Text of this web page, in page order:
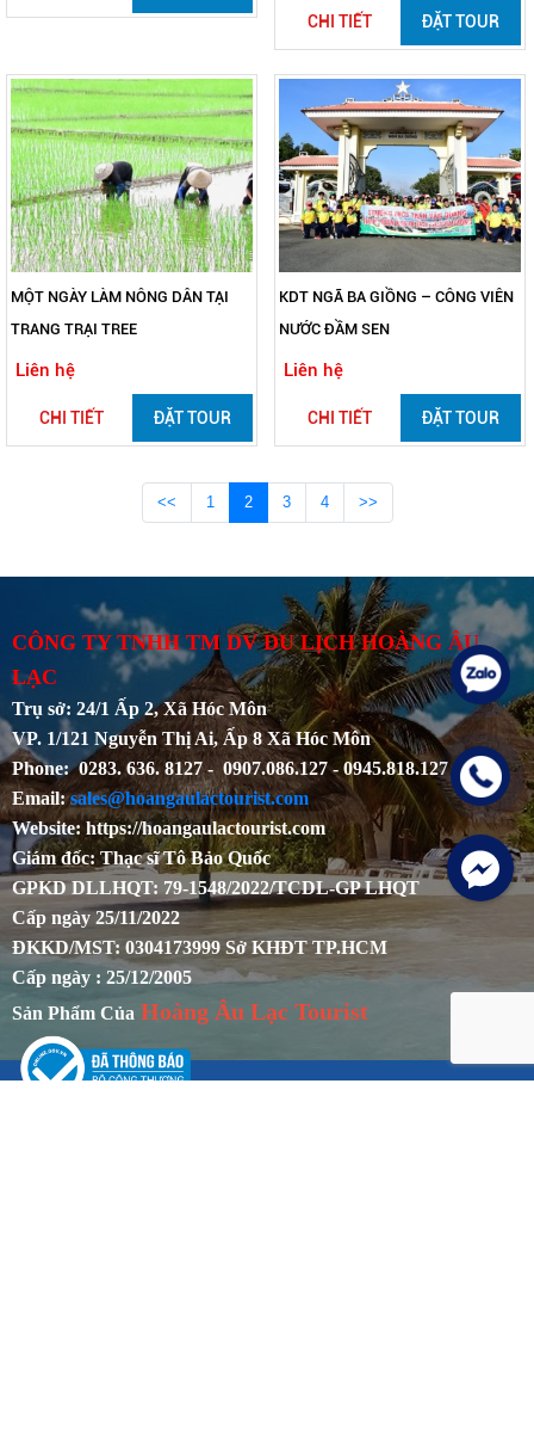
CHI TIẾT ĐẶT TOUR
MỘT NGÀY LÀM NÔNG DÂN TẠI
TRANG TRẠI TREE
Liên hệ
CHI TIẾT ĐẶT TOUR
KDT NGÃ BA GIỒNG – CÔNG VIÊN
NƯỚC ĐẦM SEN
Liên hệ
CHI TIẾT ĐẶT TOUR
<< 1 2 3 4 >>
CÔNG TY TNHH TM DV DU LỊCH HOÀNG ÂU
LẠC
Trụ sở: 24/1 Ấp 2, Xã Hóc Môn
VP. 1/121 Nguyễn Thị Ai, Ấp 8 Xã Hóc Môn
Phone: 0283. 636. 8127 - 0907.086.127 - 0945.818.127
Email:sales@hoangaulactourist.com
Website: https://hoangaulactourist.com
Giám đốc: Thạc sĩ Tô Bảo Quốc
GPKD DLLHQT: 79-1548/2022/TCDL-GP LHQT
Cấp ngày 25/11/2022
ĐKKD/MST: 0304173999 Sở KHĐT TP.HCM
Cấp ngày : 25/12/2005
Sản Phẩm Của Hoàng Âu Lạc Tourist